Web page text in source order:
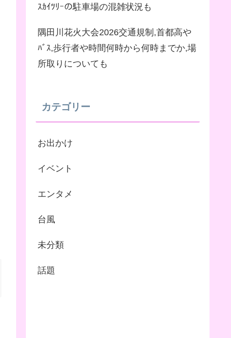
ｽｶｲﾂﾘｰの駐車場の混雑状況も
隅田川花火大会2026交通規制,首都高や
ﾊﾞｽ,歩行者や時間何時から何時までか,場
所取りについても
カテゴリー
お出かけ
イベント
エンタメ
台風
未分類
話題